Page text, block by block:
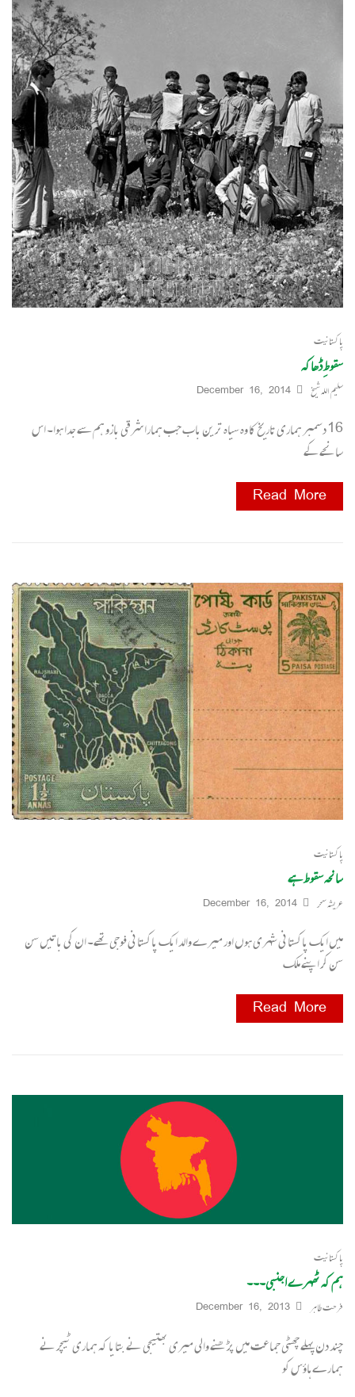
پاکستانیت
سقوطِ ڈھاکہ
سلیم اللہ شیخ December 16, 2014
16 دسمبر ہماری تاریخ کا وہ سیاہ ترین باب جب ہمارا شرقی بازو ہم سے جدا ہوا۔ اس
سانحے کے
Read More
پاکستانیت
سانحہ سقوط ہے
عریشہ سحر December 16, 2014
میں ایک پاکستانی شہری ہوں اور میرے والد ایک پاکستانی فوجی تھے۔ ان کی باتیں سن
سن کر اپنے ملک
Read More
پاکستانیت
ہم کہ ٹھہرے اجنبی۔۔۔
فرحت طاہر December 16, 2013
چند دن پہلے چھٹی جماعت میں پڑ ھنے والی میری بھتیجی نے بتایا کہ ہماری ٹیچر نے
ہمارے ہاؤس کو